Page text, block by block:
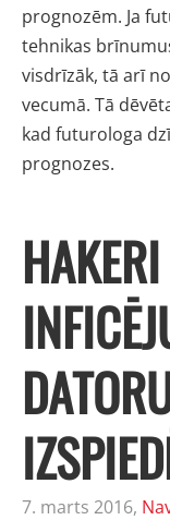
prognozēm. Ja
tehnikas
visdrīzāk, tā arī
vecumā. Tā
kad futurologa
prognozes.
7. marts 2016,